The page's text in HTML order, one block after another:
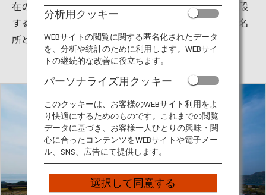
在の城跡には石垣や武将たちの陣跡が残っていて、併設
する名護屋城博物館では歴史を学べます。また、桜の名
所としても有名で、多くの人が訪れます。
分析用クッキー
WEBサイトの閲覧に関する匿名化されたデータ
を、分析や統計のために利用します。WEBサイ
トの継続的な改善に役立ちます。
パーソナライズ用クッキー
このクッキーは、お客様のWEBサイト利用をよ
り快適にするためのものです。これまでの閲覧
データに基づき、お客様一人ひとりの興味・関
心に合ったコンテンツをWEBサイトや電子メー
ル、SNS、広告にて提供します。
選択して同意する